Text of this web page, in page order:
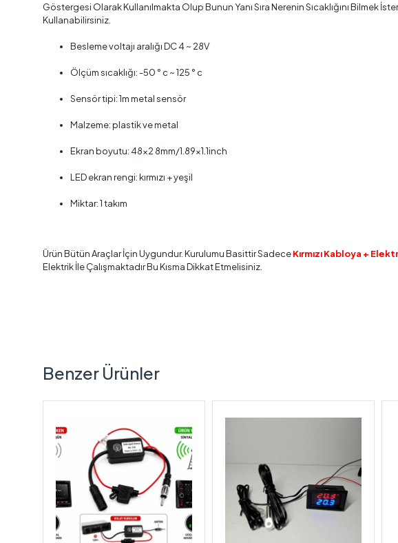
Göstergesi Olarak Kullanılmakta Olup Bunun Yanı Sıra Nerenin Sıcaklığını Bilmek
Kullanabilirsiniz.
Besleme voltajı aralığı DC 4 ~ 28V
Ölçüm sıcaklığı: -50 ° c ~ 125 ° c
Sensör tipi: 1m metal sensör
Malzeme: plastik ve metal
Ekran boyutu: 48x2 8mm/1.89x1.1inch
LED ekran rengi: kırmızı + yeşil
Miktar: 1 takım
Ürün Bütün Araçlar İçin Uygundur. Kurulumu Basittir SadeceKırmızı Kabloya +
Elektrik İle Çalışmaktadır Bu Kısma Dikkat Etmelisiniz.
Benzer Ürünler